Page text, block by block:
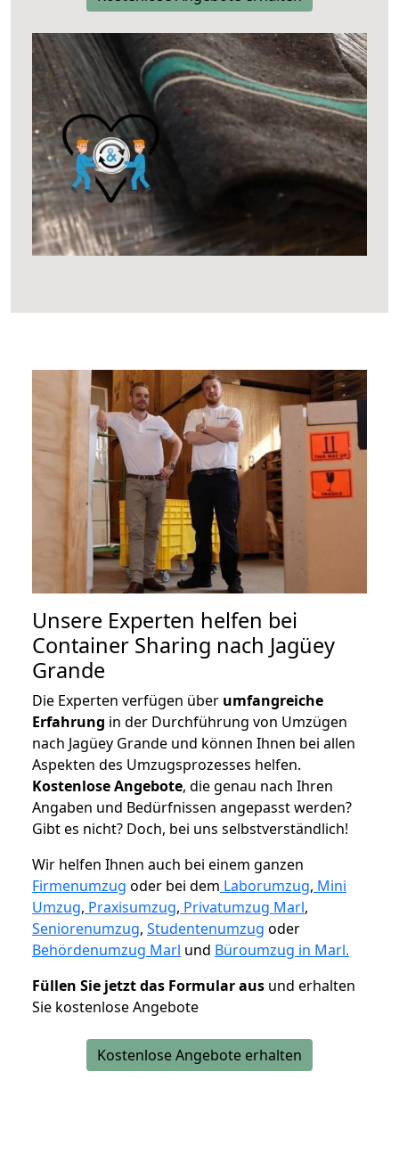
Unsere Experten helfen bei
Container Sharing nach Jagüey
Grande
Die Experten verfügen über umfangreiche
Erfahrung in der Durchführung von Umzügen
nach Jagüey Grande und können Ihnen bei allen
Aspekten des Umzugsprozesses helfen.
Kostenlose Angebote, die genau nach Ihren
Angaben und Bedürfnissen angepasst werden?
Gibt es nicht? Doch, bei uns selbstverständlich!
Wir helfen Ihnen auch bei einem ganzen
Firmenumzug oder bei dem Laborumzug, Mini
Umzug, Praxisumzug, Privatumzug Marl,
Seniorenumzug, Studentenumzug oder
Behördenumzug Marl und Büroumzug in Marl.
Füllen Sie jetzt das Formular aus und erhalten
Sie kostenlose Angebote
Kostenlose Angebote erhalten